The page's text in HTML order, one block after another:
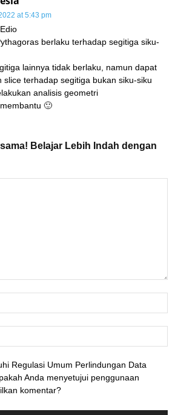
at 5:43 pm
berlaku terhadap segitiga siku-
lainnya tidak berlaku, namun dapat
slice terhadap segitiga bukan siku-siku
analisis geometri
🙂
Belajar Lebih Indah dengan
Regulasi Umum Perlindungan Data
Anda menyetujui penggunaan
komentar?